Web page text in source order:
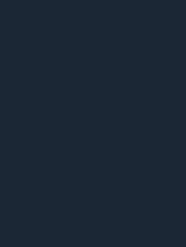
bereiten werden.